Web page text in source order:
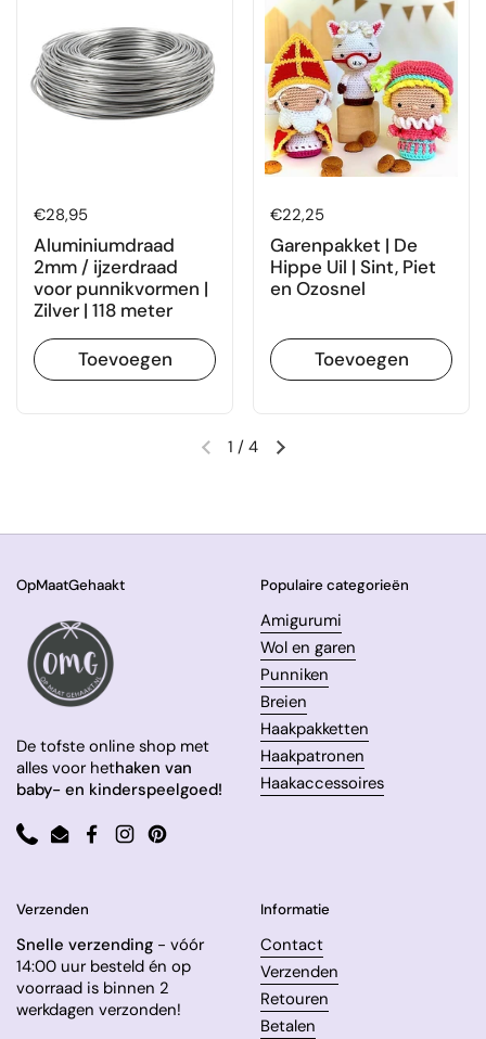
Prijs:
€28,95
Aluminiumdraad
2mm / ijzerdraad
voor punnikvormen |
Zilver | 118 meter
Toevoegen
Prijs:
€22,25
Garenpakket | De
Hippe Uil | Sint, Piet
en Ozosnel
Toevoegen
Vorige diaVolgende dia
1 / 4
OpMaatGehaakt
De tofste online shop met
alles voor hethaken van
baby- en kinderspeelgoed!
PhoneEmailFacebook
InstagramPinterest
Populaire categorieën
Amigurumi
Wol en garen
Punniken
Breien
Haakpakketten
Haakpatronen
Haakaccessoires
Verzenden
Snelle verzending - vóór
14:00 uur besteld én op
voorraad is binnen 2
werkdagen verzonden!
Informatie
Contact
Verzenden
Retouren
Betalen